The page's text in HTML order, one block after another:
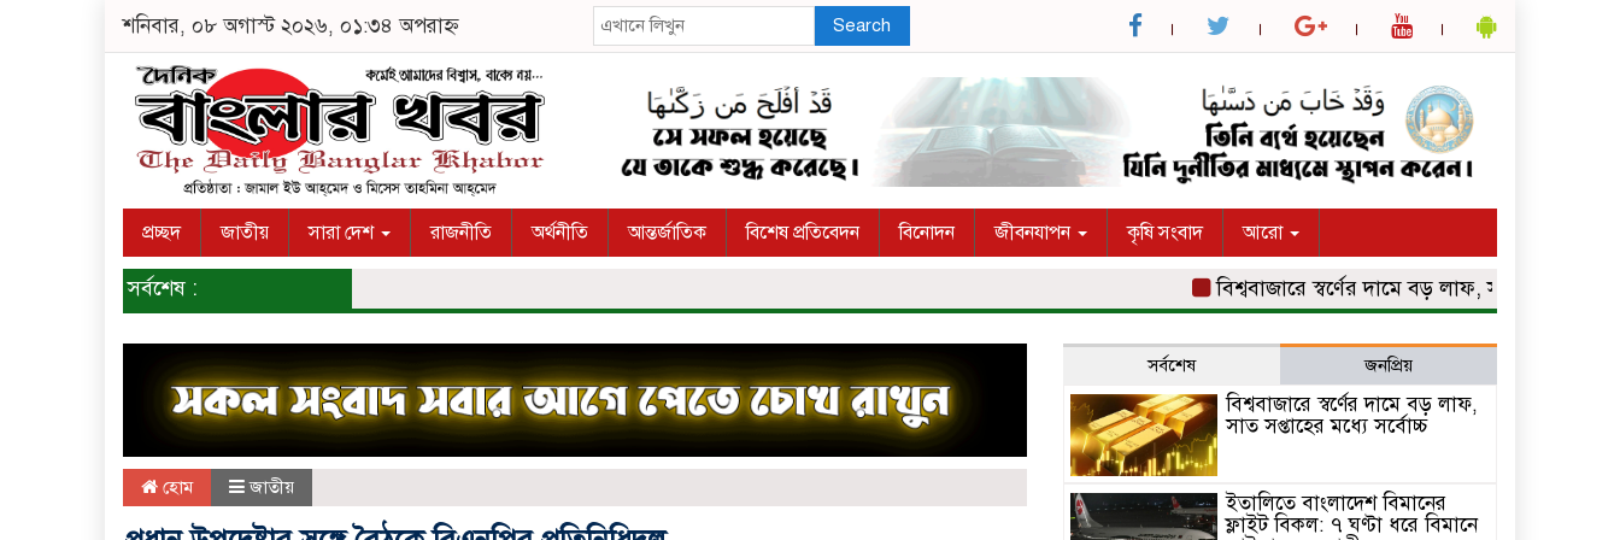
শনিবার, ০৮ অগাস্ট ২০২৬, ০১:৩৪ অপরাহ্ন Search
প্রচ্ছদ জাতীয় সারা দেশ রাজনীতি অর্থনীতি আন্তর্জাতিক বিশেষ প্রতিবেদন বিনোদন জীবনযাপন কৃষি সংবাদ আরো
সর্বশেষ : বিশ্ববাজারে স্বর্ণের দামে বড় লাফ, সাত সপ্তাহের মধ্যে
হোম জাতীয়
সর্বশেষ জনপ্রিয়
বিশ্ববাজারে স্বর্ণের দামে বড় লাফ,
সাত সপ্তাহের মধ্যে সর্বোচ্চ
ইতালিতে বাংলাদেশ বিমানের
ফ্লাইট বিকল: ৭ ঘণ্টা ধরে বিমানে